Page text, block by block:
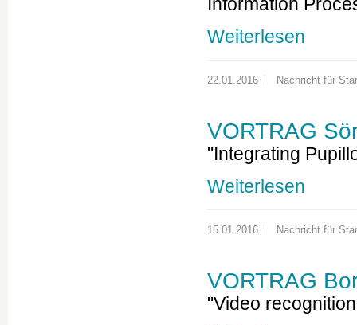
Weiterlesen
22.01.2016 Nachricht für
VORTRAG
"Integrating
Weiterlesen
15.01.2016 Nachricht für
VORTRAG
"Video